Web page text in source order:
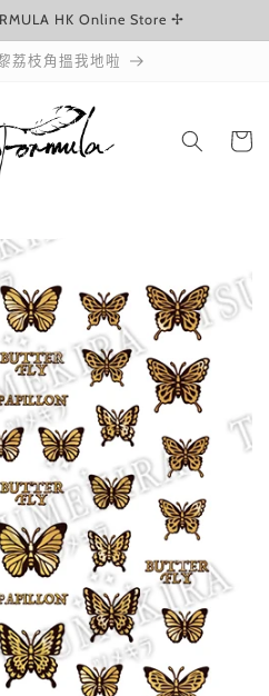
HK Online Store ✢
荔枝角搵我地啦
物